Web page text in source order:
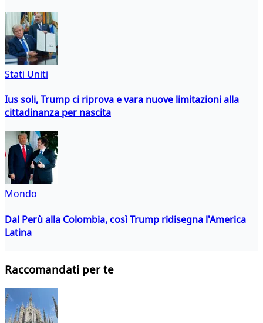
Stati Uniti
Ius soli, Trump ci riprova e vara nuove limitazioni alla
cittadinanza per nascita
Mondo
Dal Perù alla Colombia, così Trump ridisegna l'America
Latina
Raccomandati per te